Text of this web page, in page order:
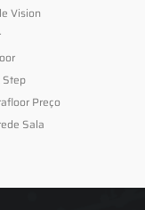
Vision
Step
Preço
Sala